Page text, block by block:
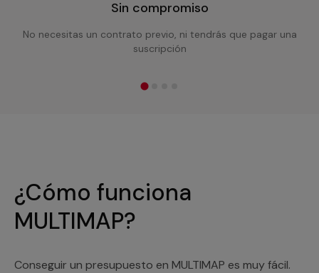
Sin compromiso
No necesitas un contrato previo, ni tendrás que pagar una
suscripción
¿Cómo funciona
MULTIMAP?
Conseguir un presupuesto en MULTIMAP es muy fácil.